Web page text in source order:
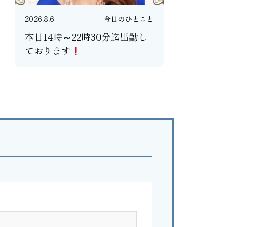
2026.8.6 今日のひとこと
本日14時～22時30分迄出勤し
ております